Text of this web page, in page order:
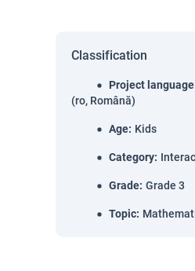
Classification
Project language
(ro, Română)
Age: Kids
Category:
Grade: Grade 3
Topic: